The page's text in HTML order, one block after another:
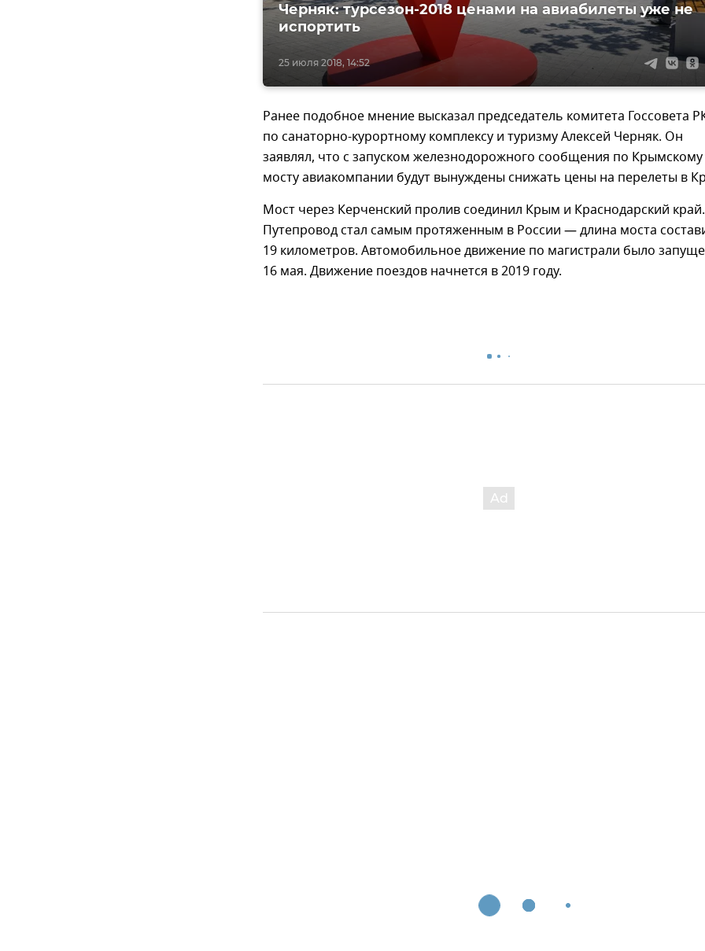
25 июля 2018, 14:52
Черняк: турсезон-2018 ценами на авиабилеты уже не
испортить
Ранее подобное мнение высказал председатель комитета Госсовета
по санаторно-курортному комплексу и туризму Алексей Черняк. Он
заявлял, что с запуском железнодорожного сообщения по Крымскому
мосту авиакомпании будут вынуждены снижать цены на перелеты в
Мост через Керченский пролив соединил Крым и Краснодарский край.
Путепровод стал самым протяженным в России — длина моста
19 километров. Автомобильное движение по магистрали было
16 мая. Движение поездов начнется в 2019 году.